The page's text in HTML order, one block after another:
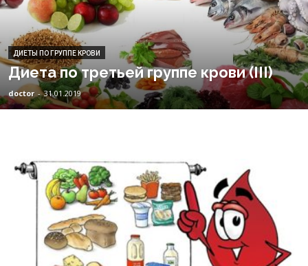
ДИЕТЫ ПО ГРУППЕ КРОВИ
Диета по третьей группе крови (III)
doctor - 31.01.2019